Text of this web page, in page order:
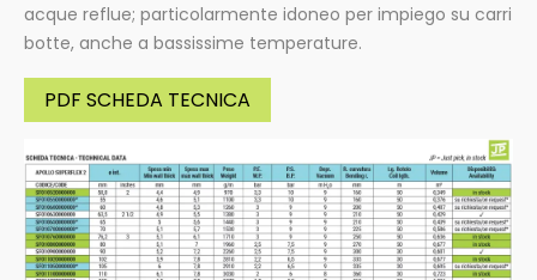
acque reflue; particolarmente idoneo per impiego su carri
botte, anche a bassissime temperature.
PDF SCHEDA TECNICA